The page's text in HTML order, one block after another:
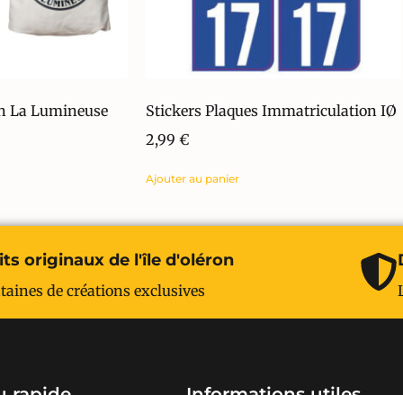
La Lumineuse
Stickers Plaques Immatriculation IØ
2,99 €
Ajouter au panier
originaux de l'île d'oléron
de créations exclusives